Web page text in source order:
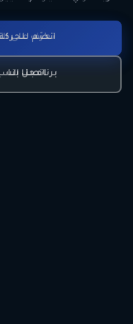
تعرّف على
برنامجنا
انضم
اتصل بنا